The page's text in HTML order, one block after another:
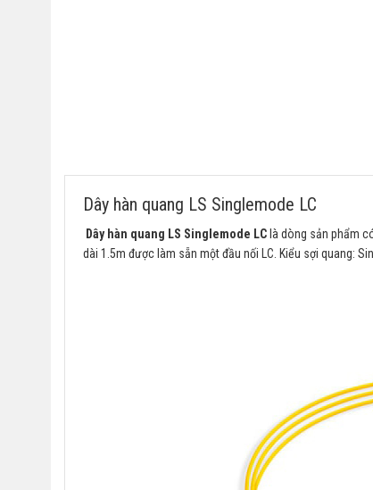
Dây hàn quang LS Singlemode LC
Dây hàn quang LS Singlemode LC là dòng sản phẩm
dài 1.5m được làm sẵn một đầu nối LC. Kiểu sợi quang: